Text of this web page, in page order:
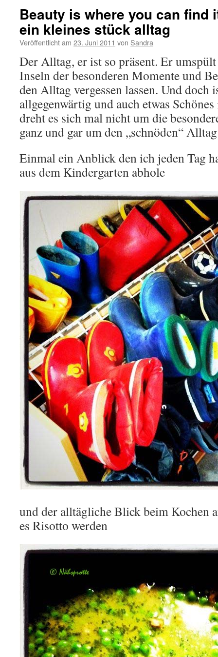
Beauty is where you can find
ein kleines stück alltag
Veröffentlicht am 23. Juni 2011 von Sandra
Der Alltag, er ist so präsent. Er
Inseln der besonderen Momente und
den Alltag vergessen lassen. Und doch
allgegenwärtig und auch etwas
dreht es sich mal nicht um die
ganz und gar um den „schnöden“
Einmal ein Anblick den ich jeden Tag
aus dem Kindergarten abhole
und der alltägliche Blick beim Kochen
es Risotto werden